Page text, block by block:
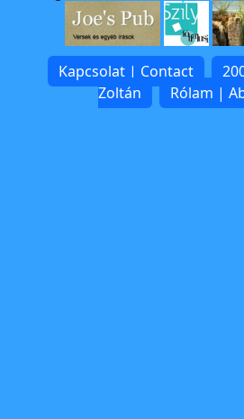
Kapcsolat | Contact
Zoltán
Rólam |